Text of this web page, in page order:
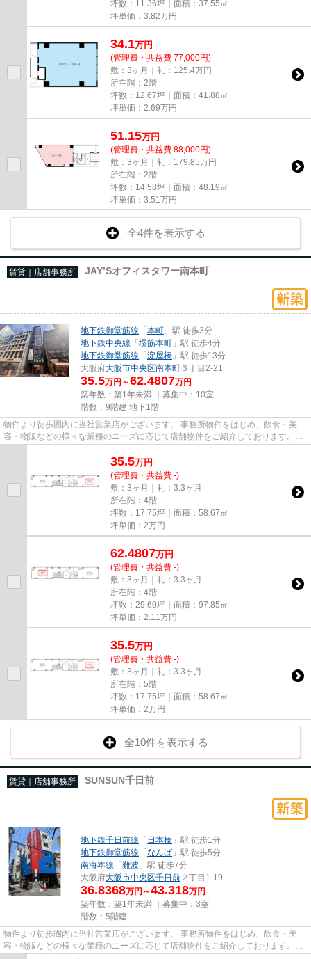
坪数：11.36坪｜面積：37.55㎡
坪単価： 3.82万円
34.1万円
(管理費・共益費 77,000円)
敷：3ヶ月｜礼：125.4万円
所在階：2階
坪数：12.67坪｜面積：41.88㎡
坪単価： 2.69万円
51.15万円
(管理費・共益費 88,000円)
敷：3ヶ月｜礼：179.85万円
所在階：2階
坪数：14.58坪｜面積：48.19㎡
坪単価： 3.51 万円
全4件を表示する
賃貸｜店舗事務所 JAY’Sオフィスタワー南本町
地下鉄御堂筋線 「本町 」駅 徒歩3分
地下鉄中央線 「堺筋本町 」駅 徒歩4分
地下鉄御堂筋線 「淀屋橋 」駅 徒歩13分
大阪府大阪市中央区南本町 ３丁目2-21
35.5万円～62.4807万円
築年数：築1年未満 ｜募集中： 10室
階数：9階建 地下1階
物件より徒歩圏内に当社営業店がございます。 事務所物件をはじめ、飲食・美
容・物販などの様々な業種のニーズに応じて店舗物件をご紹介しております。
尚、弊社ではおとり広告は一切...
35.5万円
(管理費・共益費 -)
敷：3ヶ月｜礼：3.3ヶ月
所在階：4階
坪数：17.75坪｜面積：58.67㎡
坪単価： 2万円
62.4807万円
(管理費・共益費 -)
敷：3ヶ月｜礼：3.3ヶ月
所在階：4階
坪数：29.60坪｜面積：97.85㎡
坪単価： 2.11 万円
35.5万円
(管理費・共益費 -)
敷：3ヶ月｜礼：3.3ヶ月
所在階：5階
坪数：17.75坪｜面積：58.67㎡
坪単価： 2万円
全10件を表示する
賃貸｜店舗事務所 SUNSUN千日前
地下鉄千日前線 「 日本橋 」駅 徒歩1分
地下鉄御堂筋線 「なんば 」駅 徒歩5分
南海本線 「難波 」駅 徒歩7分
大阪府大阪市中央区千日前 ２丁目1-19
36.8368万円～43.318万円
築年数：築1年未満 ｜募集中： 3室
階数：5階建
物件より徒歩圏内に当社営業店がございます。 事務所物件をはじめ、飲食・美
容・物販などの様々な業種のニーズに応じて店舗物件をご紹介しております。